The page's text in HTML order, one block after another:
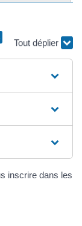
Tout déplier
inscrire dans les